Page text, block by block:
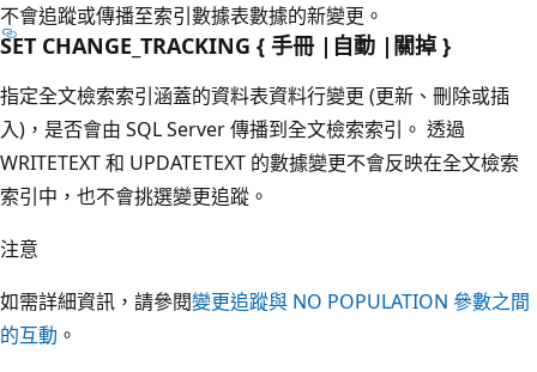
不會追蹤或傳播至索引數據表數據的新變更。
SET CHANGE_TRACKING { 手冊 |自動 |關掉 }
指定全文檢索索引涵蓋的資料表資料行變更 (更新、刪除或插
入)，是否會由 SQL Server 傳播到全文檢索索引。 透過
WRITETEXT 和 UPDATETEXT 的數據變更不會反映在全文檢索
索引中，也不會挑選變更追蹤。
注意
如需詳細資訊，請參閱變更追蹤與 NO POPULATION 參數之間
的互動 。